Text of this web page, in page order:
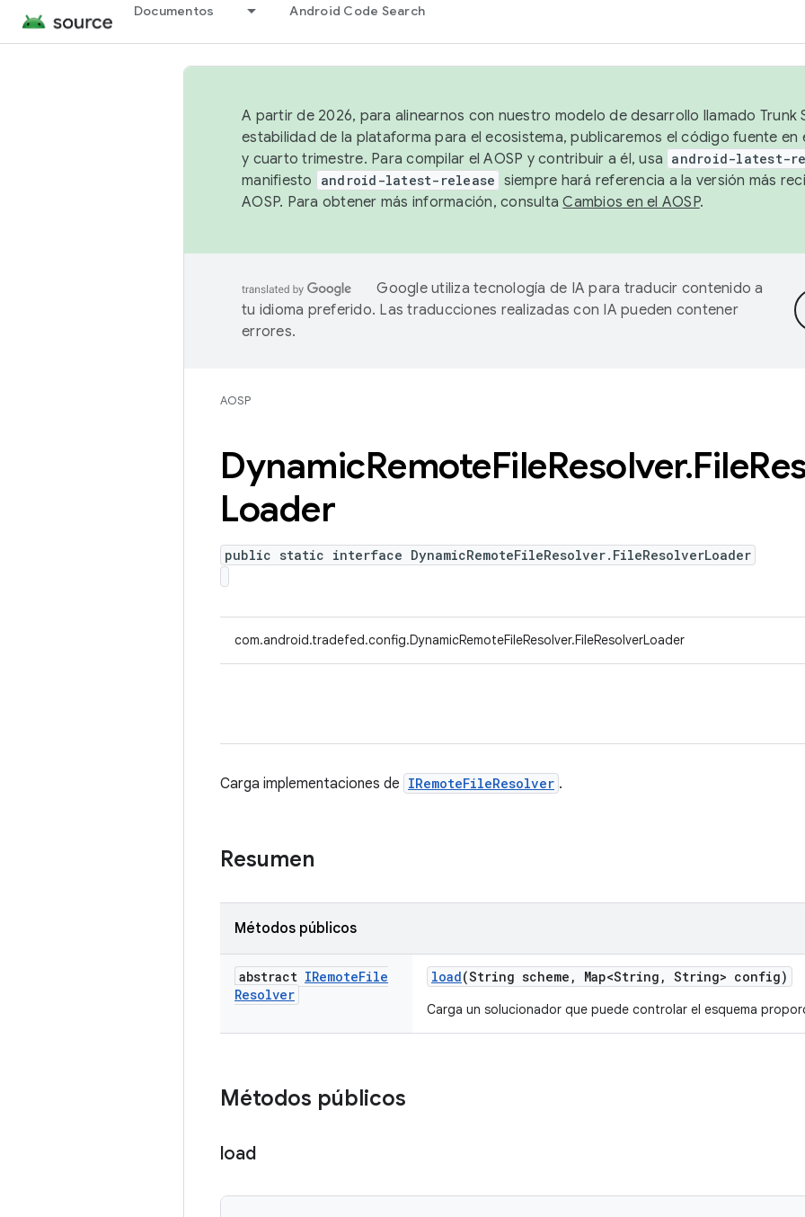
Documentos Android Code Search
A partir de 2026, para alinearnos con nuestro modelo de desarrollo llamado Trunk
estabilidad de la plataforma para el ecosistema, publicaremos el código fuente en
y cuarto trimestre. Para compilar el AOSP y contribuir a él, usa android-latest-
manifiesto
android-latest-release siempre hará referencia a la versión más
AOSP. Para obtener más información, consultaCambios en el AOSP.
Google utiliza tecnología de IA para traducir contenido a
tu idioma preferido. Las traducciones realizadas con IA pueden contener
errores.
AOSP
DynamicRemoteFileResolver.File
Loader
public static interface DynamicRemoteFileResolver.FileResolverLoader
com.android.tradefed.config.DynamicRemoteFileResolver.FileResolverLoader
Carga implementaciones de IRemoteFileResolver .
Resumen
Métodos públicos
abstract IRemoteFile
Resolver
load(String scheme , Map<String , String> config)
Carga un solucionador que puede controlar el esquema
Métodos públicos
load